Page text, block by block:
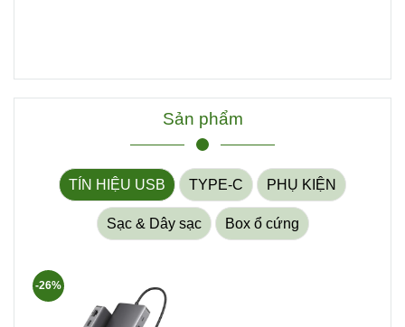
Sản phẩm
TÍN HIỆU USB TYPE-C PHỤ KIỆN
Sạc & Dây sạc Box ổ cứng
-26%